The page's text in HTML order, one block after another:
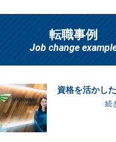
転職事例
Job change
資格を活かし
続